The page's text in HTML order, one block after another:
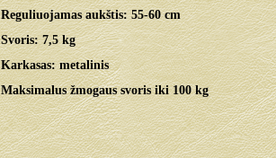
Reguliuojamas aukštis: 55-60 cm
Svoris: 7,5 kg
Karkasas: metalinis
Maksimalus žmogaus svoris iki 100 kg